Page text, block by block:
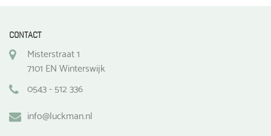
CONTACT
Misterstraat 1
7101 EN Winterswijk
0543 - 512 336
info@luckman.nl